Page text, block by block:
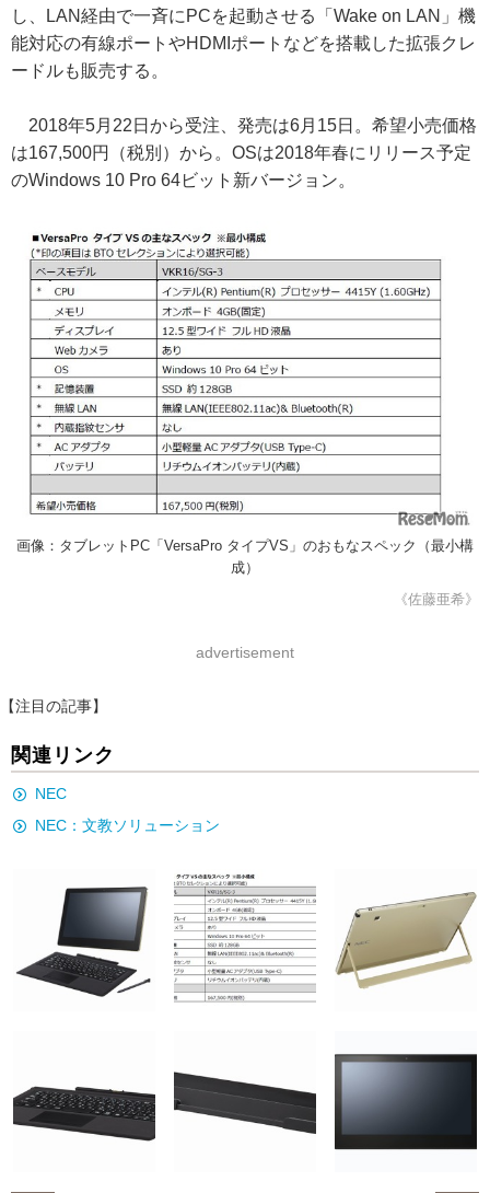
し、LAN経由で一斉にPCを起動させる「Wake on LAN」機
能対応の有線ポートやHDMIポートなどを搭載した拡張クレ
ードルも販売する。
2018年5月22日から受注、発売は6月15日。希望小売価格
は167,500円（税別）から。OSは2018年春にリリース予定
のWindows 10 Pro 64ビット新バージョン。
画像：タブレットPC「VersaPro タイプVS」のおもなスペック（最小構
成）
《佐藤亜希》
advertisement
【注目の記事】
関連リンク
NEC
NEC：文教ソリューション